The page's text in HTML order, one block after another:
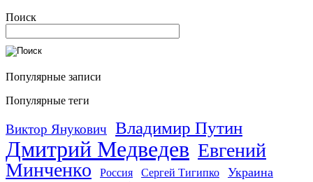
Поиск
Популярные записи
Популярные теги
Виктор Янукович Владимир Путин
Дмитрий Медведев Евгений
Минченко
Россия Сергей Тигипко Украина